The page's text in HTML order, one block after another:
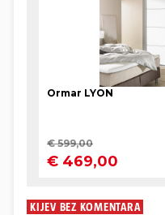
KIJEV BEZ KOMENTARA